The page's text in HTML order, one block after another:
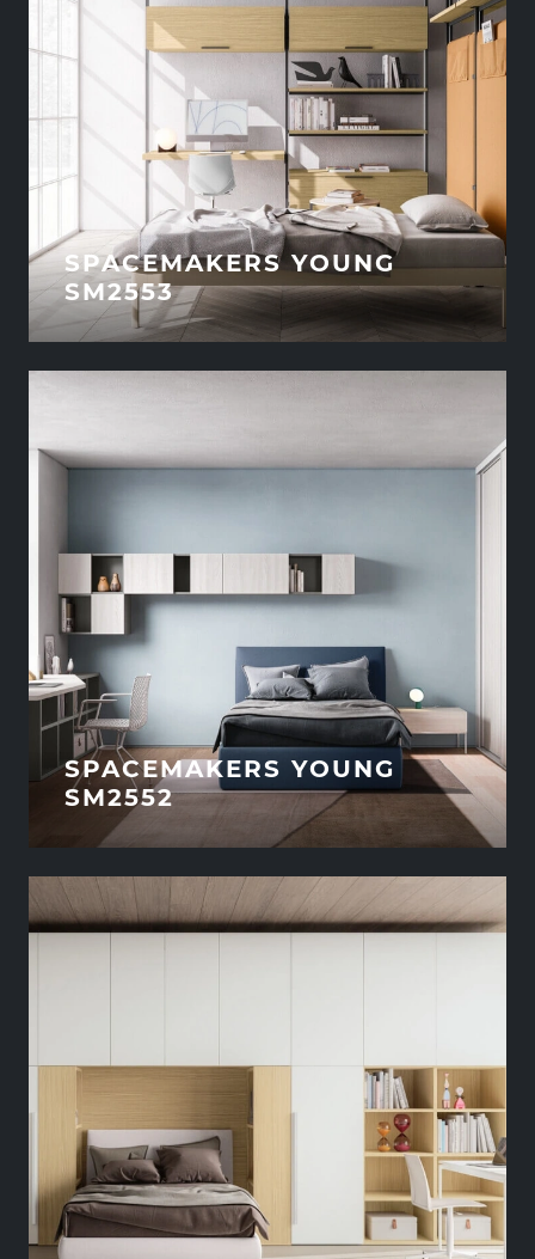
SPACEMAKERS YOUNG
SM2553
SPACEMAKERS YOUNG
SM2552